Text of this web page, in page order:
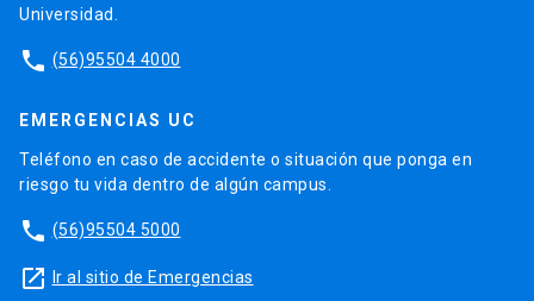
Universidad.
phone (56)95504 4000
EMERGENCIAS UC
Teléfono en caso de accidente o situación que ponga en
riesgo tu vida dentro de algún campus.
phone (56)95504 5000
launch Ir al sitio de Emergencias